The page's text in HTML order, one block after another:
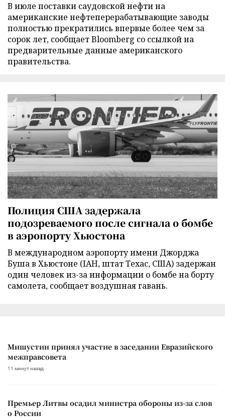
В июле поставки саудовской нефти на
американские нефтеперерабатывающие заводы
полностью прекратились впервые более чем за
сорок лет, сообщает Bloomberg со ссылкой на
предварительные данные американского
правительства.
Полиция США задержала
подозреваемого после сигнала о бомбе
в аэропорту Хьюстона
В международном аэропорту имени Джорджа
Буша в Хьюстоне (IAH, штат Техас, США) задержан
один человек из-за информации о бомбе на борту
самолета, сообщает воздушная гавань.
Мишустин принял участие в заседании Евразийского
межправсовета
11 минут назад
Премьер Литвы осадил министра обороны из-за слов
о России